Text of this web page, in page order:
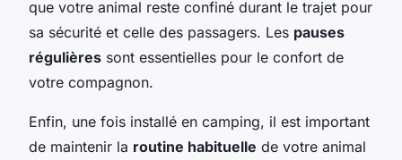
que votre animal reste confiné durant le trajet pour
sa sécurité et celle des passagers. Les pauses
régulières sont essentielles pour le confort de
votre compagnon.
Enfin, une fois installé en camping, il est important
de maintenir la routine habituelle de votre animal